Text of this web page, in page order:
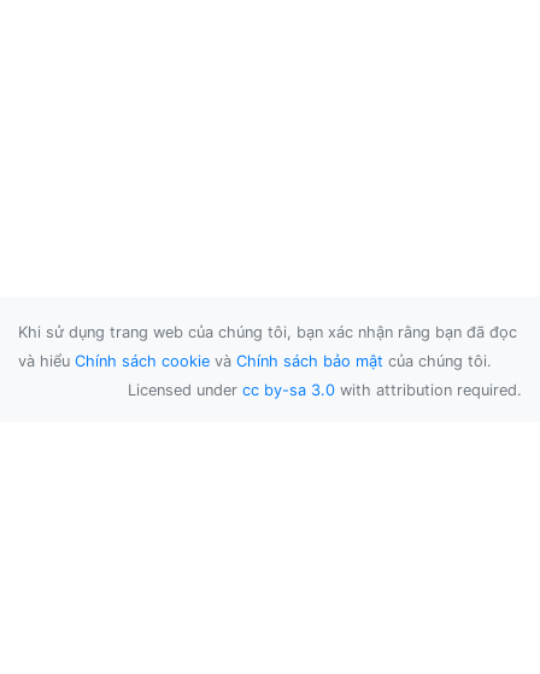
Khi sử dụng trang web của chúng tôi, bạn xác nhận rằng bạn đã đọc
và hiểu Chính sách cookie và Chính sách bảo mật của chúng tôi.
Licensed under cc by-sa 3.0 with attribution required.